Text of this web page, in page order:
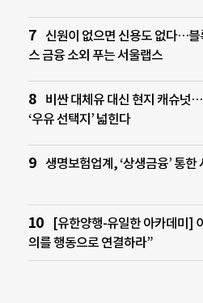
신원이 없으면 신용도 없다…블
스 금융 소외 푸는 서울랩스
비싼 대체유 대신 현지 캐슈넛
‘우유 선택지’ 넓힌다
생명보험업계, ‘상생금융’ 통한
[유한양행-유일한 아카데미]
의를 행동으로 연결하라”